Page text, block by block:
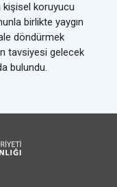
kişisel koruyucu
birlikte yaygın
döndürmek
tavsiyesi gelecek
bulundu.